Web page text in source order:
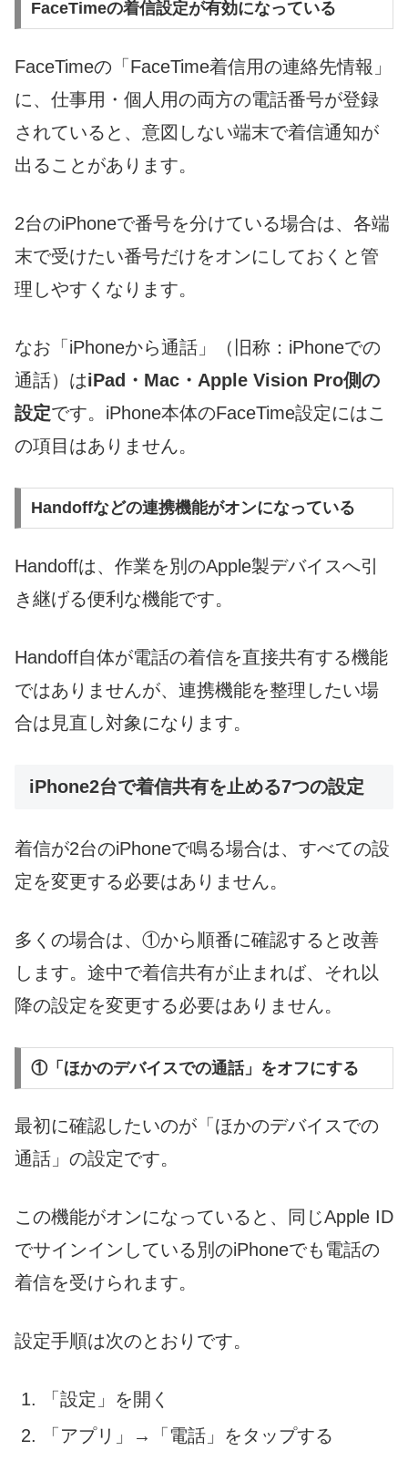
FaceTimeの着信設定が有効になっている
FaceTimeの「FaceTime着信用の連絡先情報」
に、仕事用・個人用の両方の電話番号が登録
されていると、意図しない端末で着信通知が
出ることがあります。
2台のiPhoneで番号を分けている場合は、各端
末で受けたい番号だけをオンにしておくと管
理しやすくなります。
なお「iPhoneから通話」（旧称：iPhoneでの
通話）はiPad・Mac・Apple Vision Pro側の
設定です。iPhone本体のFaceTime設定にはこ
の項目はありません。
Handoffなどの連携機能がオンになっている
Handoffは、作業を別のApple製デバイスへ引
き継げる便利な機能です。
Handoff自体が電話の着信を直接共有する機能
ではありませんが、連携機能を整理したい場
合は見直し対象になります。
iPhone2台で着信共有を止める7つの設定
着信が2台のiPhoneで鳴る場合は、すべての設
定を変更する必要はありません。
多くの場合は、①から順番に確認すると改善
します。途中で着信共有が止まれば、それ以
降の設定を変更する必要はありません。
①「ほかのデバイスでの通話」をオフにする
最初に確認したいのが「ほかのデバイスでの
通話」の設定です。
この機能がオンになっていると、同じApple ID
でサインインしている別のiPhoneでも電話の
着信を受けられます。
設定手順は次のとおりです。
「設定」を開く
「アプリ」→「電話」をタップする